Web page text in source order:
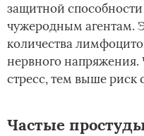
защитной
чужеродным агентам.
количества
нервного
стресс, тем выше
Частые